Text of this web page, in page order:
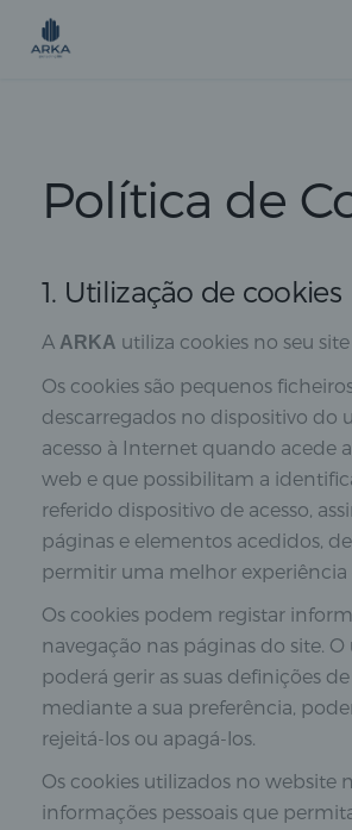
Política de
1. Utilização de cookies
A ARKA utiliza cookies no seu
Os cookies são pequenos
descarregados no dispositivo do
acesso à Internet quando acede
web e que possibilitam a
referido dispositivo de acesso,
páginas e elementos acedidos,
permitir uma melhor experiência
Os cookies podem registar
navegação nas páginas do site.
poderá gerir as suas definições
mediante a sua preferência,
rejeitá-los ou apagá-los.
Os cookies utilizados no website
informações pessoais que